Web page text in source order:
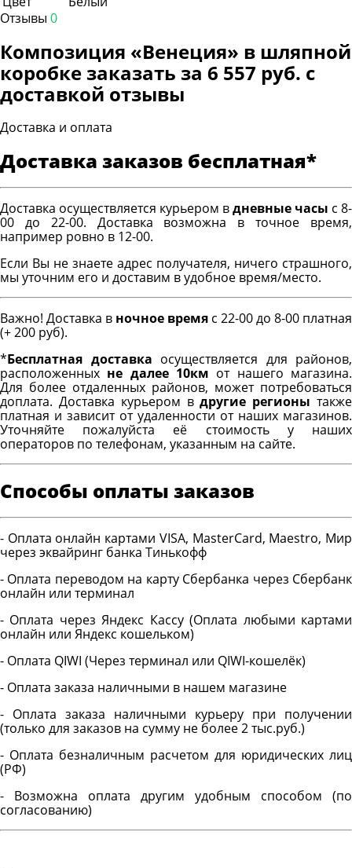
Отзывы 0
Композиция «Венеция» в шляпной
коробке заказать за 6 557 руб. с
доставкой отзывы
Доставка и оплата
Доставка заказов бесплатная*
Доставка осуществляется курьером вдневные часы с 8-
00 до 22-00. Доставка возможна в точное время,
например ровно в 12-00.
Если Вы не знаете адрес получателя, ничего страшного,
мы уточним его и доставим в удобное время/место.
Важно! Доставка в ночное время с 22-00 до 8-00 платная
(+ 200 руб).
*Бесплатная доставка осуществляется для районов,
расположенных не далее 10км от нашего магазина.
Для более отдаленных районов, может потребоваться
доплата. Доставка курьером вдругие регионы также
платная и зависит от удаленности от наших магазинов.
Уточняйте пожалуйста её стоимость у наших
операторов по телефонам, указанным на сайте.
Способы оплаты заказов
- Оплата онлайн картами VISA, MasterCard, Maestro, Мир
через эквайринг банка Тинькофф
- Оплата переводом на карту Сбербанка через Сбербанк
онлайн или терминал
- Оплата через Яндекс Кассу (Оплата любыми картами
онлайн или Яндекс кошельком)
- Оплата QIWI (Через терминал или QIWI-кошелёк)
- Оплата заказа наличными в нашем магазине
- Оплата заказа наличными курьеру при получении
(только для заказов на сумму не более 2 тыс.руб.)
- Оплата безналичным расчетом для юридических лиц
(РФ)
- Возможна оплата другим удобным способом (по
согласованию)